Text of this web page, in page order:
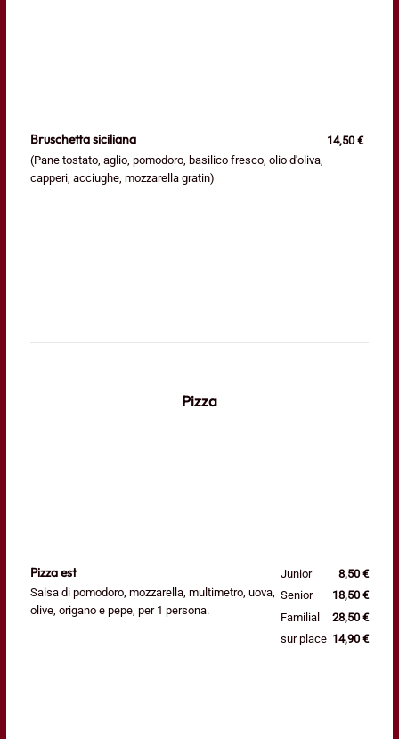
Bruschetta siciliana
(Pane tostato, aglio, pomodoro, basilico fresco, olio d'oliva,
capperi, acciughe, mozzarella gratin)
14,50 €
Pizza
Pizza est
Salsa di pomodoro, mozzarella, multimetro, uova,
olive, origano e pepe, per 1 persona.
Junior
8,50 €
Senior
18,50 €
Familial
28,50 €
sur place 14,90 €